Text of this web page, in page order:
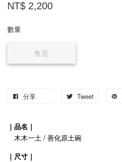
NT$ 2,200
數量
售完
分享 Tweet
｜品名｜
木木一土 / 善化原土碗
｜尺寸｜